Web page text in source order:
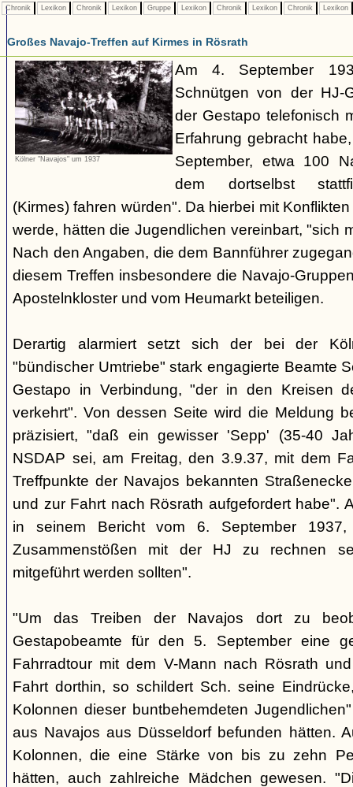
Chronik Lexikon Chronik Lexikon Gruppe Lexikon Chronik Lexikon Chronik Lexikon
Großes Navajo-Treffen auf Kirmes in Rösrath
Kölner "Navajos" um 1937
Am 4. September
Schnütgen von der HJ-
der Gestapo telefonisch
Erfahrung gebracht
September, etwa 100
dem dortselbst
(Kirmes) fahren würden". Da hierbei mit
werde, hätten die Jugendlichen vereinbart, "sich
Nach den Angaben, die dem Bannführer
diesem Treffen insbesondere die Navajo-
Apostelnkloster und vom Heumarkt beteiligen.
Derartig alarmiert setzt sich der bei der
"bündischer Umtriebe" stark engagierte Beamte
Gestapo in Verbindung, "der in den Kreisen
verkehrt". Von dessen Seite wird die Meldung
präzisiert, "daß ein gewisser 'Sepp' (35-40
NSDAP sei, am Freitag, den 3.9.37, mit dem
Treffpunkte der Navajos bekannten
und zur Fahrt nach Rösrath aufgefordert habe".
in seinem Bericht vom 6. September
Zusammenstößen mit der HJ zu rechnen
mitgeführt werden sollten".
"Um das Treiben der Navajos dort zu
Gestapobeamte für den 5. September eine
Fahrradtour mit dem V-Mann nach Rösrath
Fahrt dorthin, so schildert Sch. seine
Kolonnen dieser buntbehemdeten
aus Navajos aus Düsseldorf befunden hätten.
Kolonnen, die eine Stärke von bis zu zehn
hätten, auch zahlreiche Mädchen gewesen.